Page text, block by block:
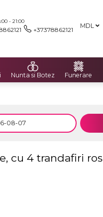
- 21:00
+37378862121 MDL
Nunta si Botez Funerare
cu 4 trandafiri